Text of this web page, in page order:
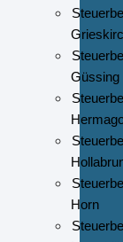
Güssing
Horn